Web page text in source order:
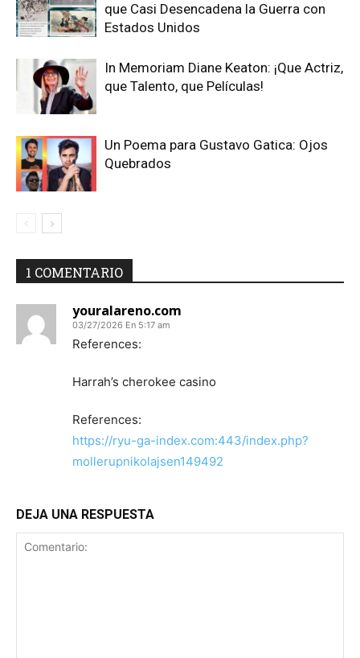
que Casi Desencadena la Guerra con
Estados Unidos
In Memoriam Diane Keaton: ¡Que Actriz,
que Talento, que Películas!
Un Poema para Gustavo Gatica: Ojos
Quebrados
1 COMENTARIO
youralareno.com
03/27/2026 En 5:17 am
References:
Harrah’s cherokee casino
References:
https://ryu-ga-index.com:443/index.php?
mollerupnikolajsen149492
DEJA UNA RESPUESTA